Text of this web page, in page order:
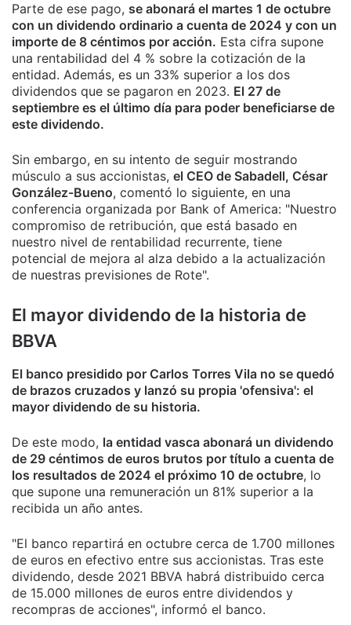
Parte de ese pago, se abonará el martes 1 de octubre
con un dividendo ordinario a cuenta de 2024 y con un
importe de 8 céntimos por acción. Esta cifra supone
una rentabilidad del 4 % sobre la cotización de la
entidad. Además, es un 33% superior a los dos
dividendos que se pagaron en 2023. El 27 de
septiembre es el último día para poder beneficiarse de
este dividendo.
Sin embargo, en su intento de seguir mostrando
músculo a sus accionistas, el CEO de Sabadell, César
González-Bueno, comentó lo siguiente, en una
conferencia organizada por Bank of America: "Nuestro
compromiso de retribución, que está basado en
nuestro nivel de rentabilidad recurrente, tiene
potencial de mejora al alza debido a la actualización
de nuestras previsiones de Rote".
El mayor dividendo de la historia de
BBVA
El banco presidido por Carlos Torres Vila no se quedó
de brazos cruzados y lanzó su propia 'ofensiva': el
mayor dividendo de su historia.
De este modo, la entidad vasca abonará un dividendo
de 29 céntimos de euros brutos por título a cuenta de
los resultados de 2024 el próximo 10 de octubre, lo
que supone una remuneración un 81% superior a la
recibida un año antes.
"El banco repartirá en octubre cerca de 1.700 millones
de euros en efectivo entre sus accionistas. Tras este
dividendo, desde 2021 BBVA habrá distribuido cerca
de 15.000 millones de euros entre dividendos y
recompras de acciones", informó el banco.